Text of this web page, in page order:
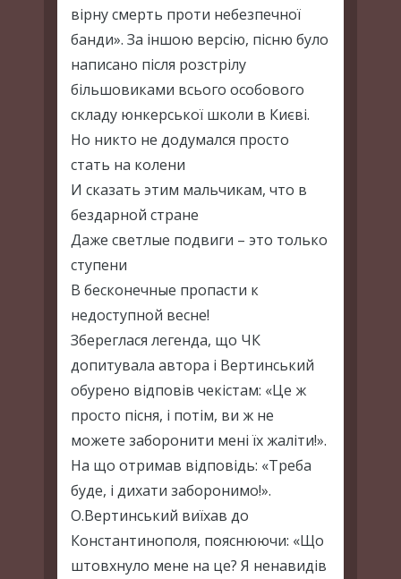
вірну смерть проти небезпечної
банди». За іншою версію, пісню було
написано після розстрілу
більшовиками всього особового
складу юнкерської школи в Києві.
Но никто не додумался просто
стать на колени
И сказать этим мальчикам, что в
бездарной стране
Даже светлые подвиги – это только
ступени
В бесконечные пропасти к
недоступной весне!
Збереглася легенда, що ЧК
допитувала автора і Вертинський
обурено відповів чекістам: «Це ж
просто пісня, і потім, ви ж не
можете заборонити мені їх жаліти!».
На що отримав відповідь: «Треба
буде, і дихати заборонимо!».
О.Вертинський виїхав до
Константинополя, пояснюючи: «Що
штовхнуло мене на це? Я ненавидів